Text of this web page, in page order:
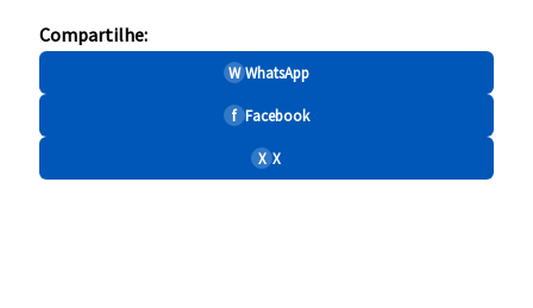
Compartilhe:
W WhatsApp
f Facebook
X X